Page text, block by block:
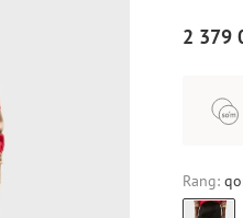
2 379
Rang: